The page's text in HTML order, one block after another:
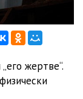
жертве“.